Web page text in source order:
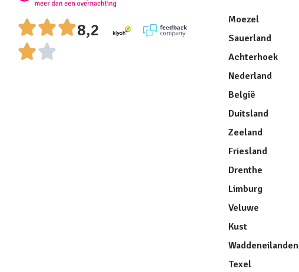
8,2
Moezel
Sauerland
Achterhoek
Nederland
België
Duitsland
Zeeland
Friesland
Drenthe
Limburg
Veluwe
Kust
Waddeneilanden
Texel